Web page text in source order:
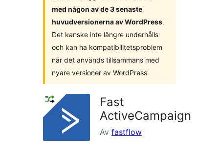
med någon av de 3 senaste
huvudversionerna av WordPress.
Det kanske inte längre underhålls
och kan ha kompatibilitetsproblem
när det används tillsammans med
nyare versioner av WordPress.
Fast
ActiveCampaign
Av fastflow